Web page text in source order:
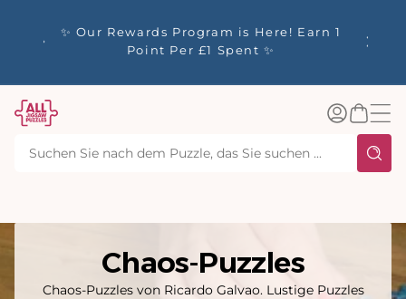
Kostenlose Lieferung für alle
Bestellungen innerhalb des Vereinigten
Einloggen
Warenkorb
Chaos-Puzzles
Chaos-Puzzles von Ricardo Galvao. Lustige Puzzles